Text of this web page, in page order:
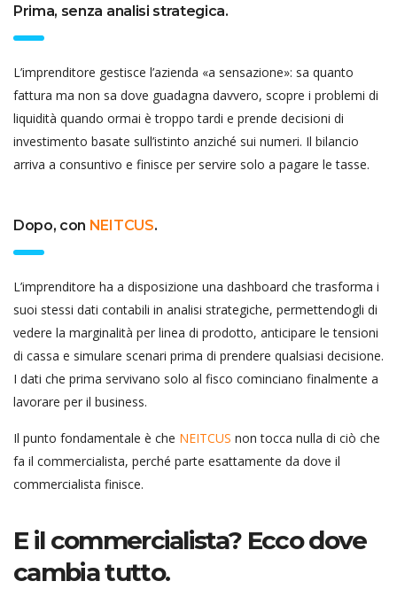
Prima, senza analisi strategica.
L’imprenditore gestisce l’azienda «a sensazione»: sa quanto
fattura ma non sa dove guadagna davvero, scopre i problemi di
liquidità quando ormai è troppo tardi e prende decisioni di
investimento basate sull’istinto anziché sui numeri. Il bilancio
arriva a consuntivo e finisce per servire solo a pagare le tasse.
Dopo, con NEITCUS.
L’imprenditore ha a disposizione una dashboard che trasforma i
suoi stessi dati contabili in analisi strategiche, permettendogli di
vedere la marginalità per linea di prodotto, anticipare le tensioni
di cassa e simulare scenari prima di prendere qualsiasi decisione.
I dati che prima servivano solo al fisco cominciano finalmente a
lavorare per il business.
Il punto fondamentale è che NEITCUS non tocca nulla di ciò che
fa il commercialista, perché parte esattamente da dove il
commercialista finisce.
E il commercialista? Ecco dove
cambia tutto.